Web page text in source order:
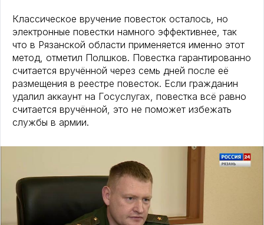
Классическое вручение повесток осталось, но
электронные повестки намного эффективнее, так
что в Рязанской области применяется именно этот
метод, отметил Полшков. Повестка гарантированно
считается вручённой через семь дней после её
размещения в реестре повесток. Если гражданин
удалил аккаунт на Госуслугах, повестка всё равно
считается вручённой, это не поможет избежать
службы в армии.